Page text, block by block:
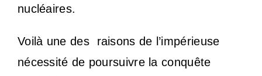
nucléaires.
Voilà une des
raisons de l’impérieuse
nécessité de poursuivre la conquête